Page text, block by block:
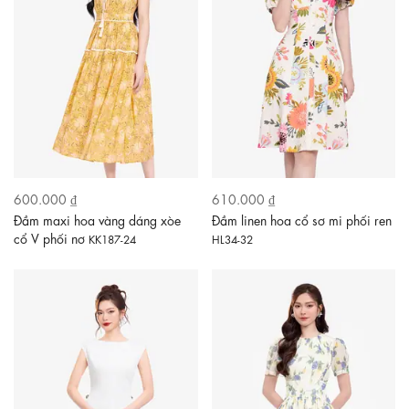
600.000 ₫
Đầm maxi hoa vàng dáng xòe
cổ V phối nơ KK187-24
610.000 ₫
Đầm linen hoa cổ sơ mi phối ren
HL34-32